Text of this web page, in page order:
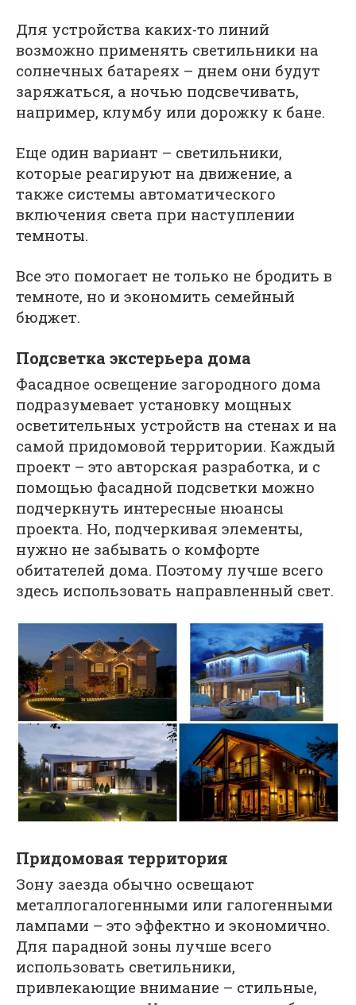
Для устройства каких-то линий
возможно применять светильники на
солнечных батареях – днем они будут
заряжаться, а ночью подсвечивать,
например, клумбу или дорожку к бане.
Еще один вариант – светильники,
которые реагируют на движение, а
также системы автоматического
включения света при наступлении
темноты.
Все это помогает не только не бродить в
темноте, но и экономить семейный
бюджет.
Подсветка экстерьера дома
Фасадное освещение загородного дома
подразумевает установку мощных
осветительных устройств на стенах и на
самой придомовой территории. Каждый
проект – это авторская разработка, и с
помощью фасадной подсветки можно
подчеркнуть интересные нюансы
проекта. Но, подчеркивая элементы,
нужно не забывать о комфорте
обитателей дома. Поэтому лучше всего
здесь использовать направленный свет.
Придомовая территория
Зону заезда обычно освещают
металлогалогенными или галогенными
лампами – это эффектно и экономично.
Для парадной зоны лучше всего
использовать светильники,
привлекающие внимание – стильные,